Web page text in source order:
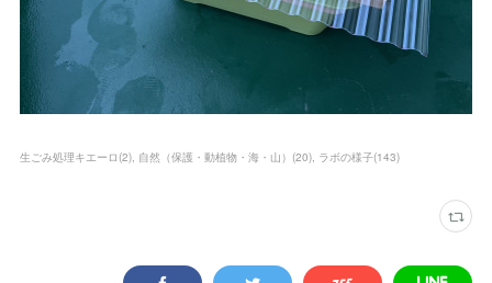
生ごみ処理キエーロ (2) 自然（保護・動植物・海・山） (20) ラボの様子(143)